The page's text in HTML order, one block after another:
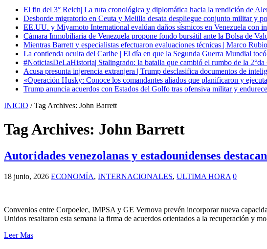
El fin del 3° Reich| La ruta cronológica y diplomática hacia la rendición de
Desborde migratorio en Ceuta y Melilla desata despliegue conjunto militar y
EE.UU. y Miyamoto International evalúan daños sísmicos en Venezuela con
Cámara Inmobiliaria de Venezuela propone fondo bursátil ante la Bolsa de
Mientras Barrett y especialistas efectuaron evaluaciones técnicas | Marco
La contienda oculta del Caribe | El día en que la Segunda Guerra Mundial tocó
#NoticiasDeLaHistoria| Stalingrado: la batalla que cambió el rumbo de la
Acusa presunta injerencia extranjera | Trump desclasifica documentos de
«Operación Husky: Conoce los comandantes aliados que planificaron y
Trump anuncia acuerdos con Estados del Golfo tras ofensiva militar y
INICIO / Tag Archives: John Barrett
Tag Archives: John Barrett
Autoridades venezolanas y estadounidenses
18 junio, 2026 ECONOMÍA, INTERNACIONALES, ULTIMA HORA 0
Convenios entre Corpoelec, IMPSA y GE Vernova prevén incorporar nueva
Unidos resaltaron esta semana la firma de acuerdos orientados a la recuperación y
Leer Mas